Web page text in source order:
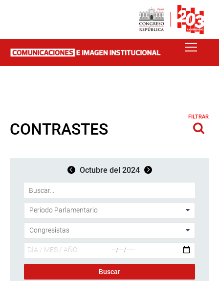
CONTRASTES
FILTRAR
Octubre del 2024